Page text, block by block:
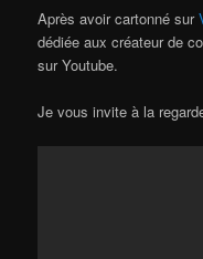
Après avoir cartonné sur
dédiée aux créateur de
sur Youtube.
Je vous invite à la